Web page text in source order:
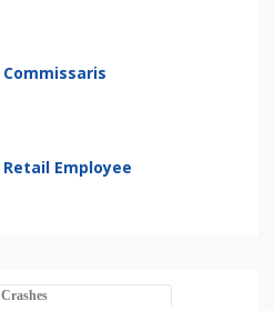
Commissaris
Retail Employee
Crashes